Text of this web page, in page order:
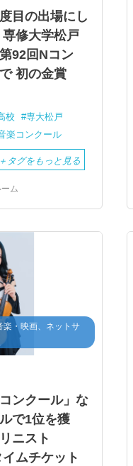
目の出場にし
修大学松戸
92回Nコン
初の金賞
校
専大松戸
楽コンクール
＋ タグをもっと見る
ム
楽・映画、ネットサ
ンクール」な
で1位を獲
ニスト
ムチケット